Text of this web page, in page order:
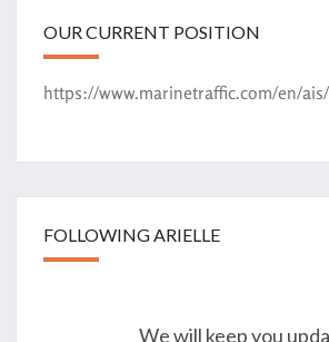
OUR CURRENT POSITION
https://www.marinetraffic.com/en/
FOLLOWING ARIELLE
We will keep you